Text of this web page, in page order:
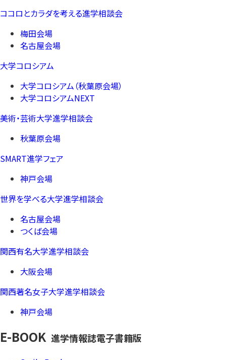
ココロとカラダを考える進学相談会
梅田会場
名古屋会場
大学コロシアム
大学コロシアム（秋葉原会場）
大学コロシアムNEXT
美術・芸術大学進学相談会
秋葉原会場
SMART進学フェア
神戸会場
世界を学べる大学進学相談会
名古屋会場
つくば会場
関西有名大学進学相談会
大阪会場
関西著名女子大学進学相談会
神戸会場
E-BOOK 進学情報誌電子書籍版